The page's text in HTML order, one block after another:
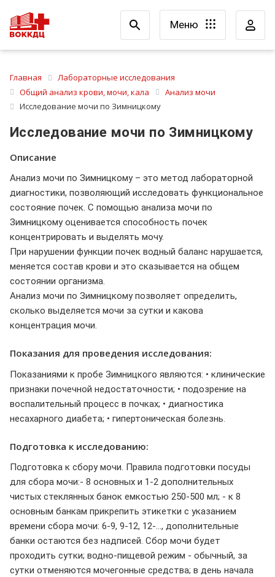
Меню
Главная
Лабораторные исследования
Общий анализ крови, мочи, кала
Анализ мочи
Исследование мочи по Зимницкому
Исследование мочи по Зимницкому
Описание
Анализ мочи по Зимницкому – это метод лабораторной
диагностики, позволяющий исследовать функциональное
состояние почек. С помощью анализа мочи по
Зимницкому оценивается способность почек
концентрировать и выделять мочу.
При нарушении функции почек водный баланс нарушается,
меняется состав крови и это сказывается на общем
состоянии организма.
Анализ мочи по Зимницкому позволяет определить,
сколько выделяется мочи за сутки и какова
концентрация мочи.
Показания для проведения исследования:
Показаниями к пробе Зимницкого являются: • клинические
признаки почечной недостаточности; • подозрение на
воспалительный процесс в почках; • диагностика
несахарного диабета; • гипертоническая болезнь.
Подготовка к исследованию:
Подготовка к сбору мочи. Правила подготовки посуды
для сбора мочи:- 8 основных и 1-2 дополнительных
чистых стеклянных банок емкостью 250-500 мл; - к 8
основным банкам прикрепить этикетки с указанием
времени сбора мочи: 6-9, 9-12, 12-..., дополнительные
банки остаются без надписей. Сбор мочи будет
проходить сутки; водно-пищевой режим - обычный, за
сутки отменяются мочегонные средства; в день начала